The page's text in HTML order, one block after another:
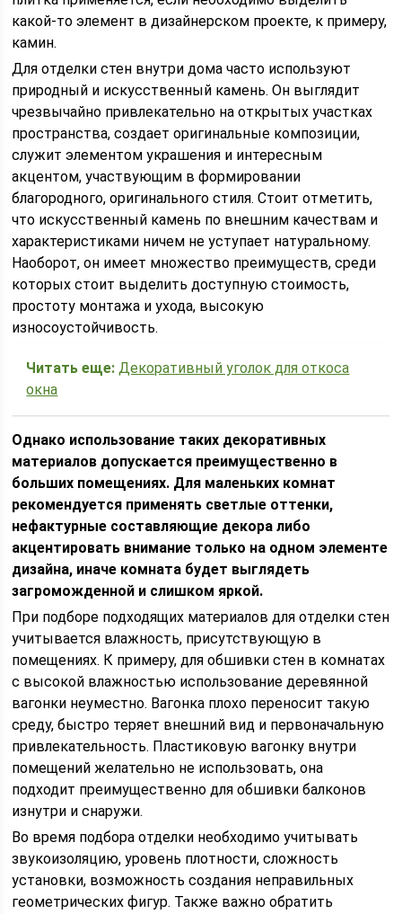
какой-то элемент в дизайнерском проекте, к примеру,
камин.
Для отделки стен внутри дома часто используют
природный и искусственный камень. Он выглядит
чрезвычайно привлекательно на открытых участках
пространства, создает оригинальные композиции,
служит элементом украшения и интересным
акцентом, участвующим в формировании
благородного, оригинального стиля. Стоит отметить,
что искусственный камень по внешним качествам и
характеристиками ничем не уступает натуральному.
Наоборот, он имеет множество преимуществ, среди
которых стоит выделить доступную стоимость,
простоту монтажа и ухода, высокую
износоустойчивость.
Читать еще: Декоративный уголок для откоса
окна
Однако использование таких декоративных
материалов допускается преимущественно в
больших помещениях. Для маленьких комнат
рекомендуется применять светлые оттенки,
нефактурные составляющие декора либо
акцентировать внимание только на одном элементе
дизайна, иначе комната будет выглядеть
загроможденной и слишком яркой.
При подборе подходящих материалов для отделки стен
учитывается влажность, присутствующую в
помещениях. К примеру, для обшивки стен в комнатах
с высокой влажностью использование деревянной
вагонки неуместно. Вагонка плохо переносит такую
среду, быстро теряет внешний вид и первоначальную
привлекательность. Пластиковую вагонку внутри
помещений желательно не использовать, она
подходит преимущественно для обшивки балконов
изнутри и снаружи.
Во время подбора отделки необходимо учитывать
звукоизоляцию, уровень плотности, сложность
установки, возможность создания неправильных
геометрических фигур. Также важно обратить